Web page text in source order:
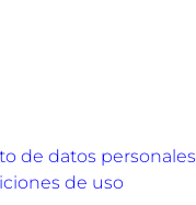
de datos personales
de uso